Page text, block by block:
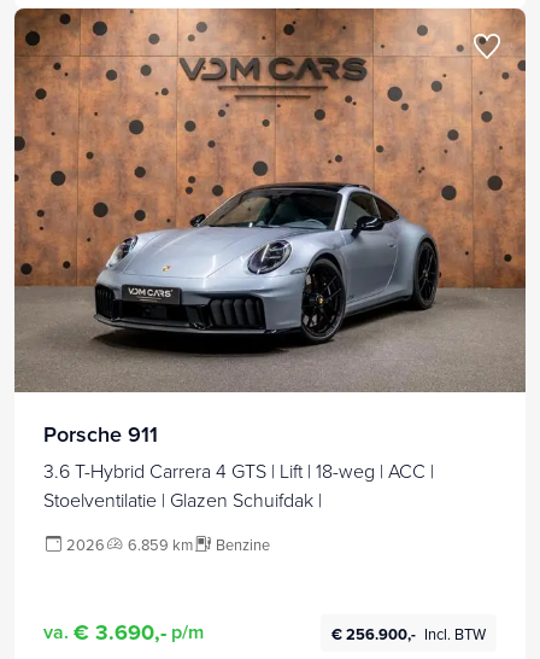
Porsche 911
3.6 T-Hybrid Carrera 4 GTS | Lift | 18-weg | ACC |
Stoelventilatie | Glazen Schuifdak |
2026 6.859 km Benzine
va. € 3.690,- p/m € 256.900,- Incl. BTW